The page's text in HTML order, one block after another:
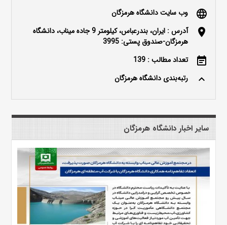
language وب سایت دانشگاه هرمزگان
location_on
آدرس : ایران، بندرعباس، کیلومتر 9 جاده میناب، دانشگاه
هرمزگان-صندوق پستی: 3995
event_note تعداد مطالب : 139
keyboard_arrow_up رتبه‌بندی دانشگاه هرمزگان
سایر اخبار دانشگاه هرمزگان